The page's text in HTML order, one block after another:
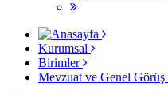
Kurumsal
Birimler
Mevzuat ve Genel